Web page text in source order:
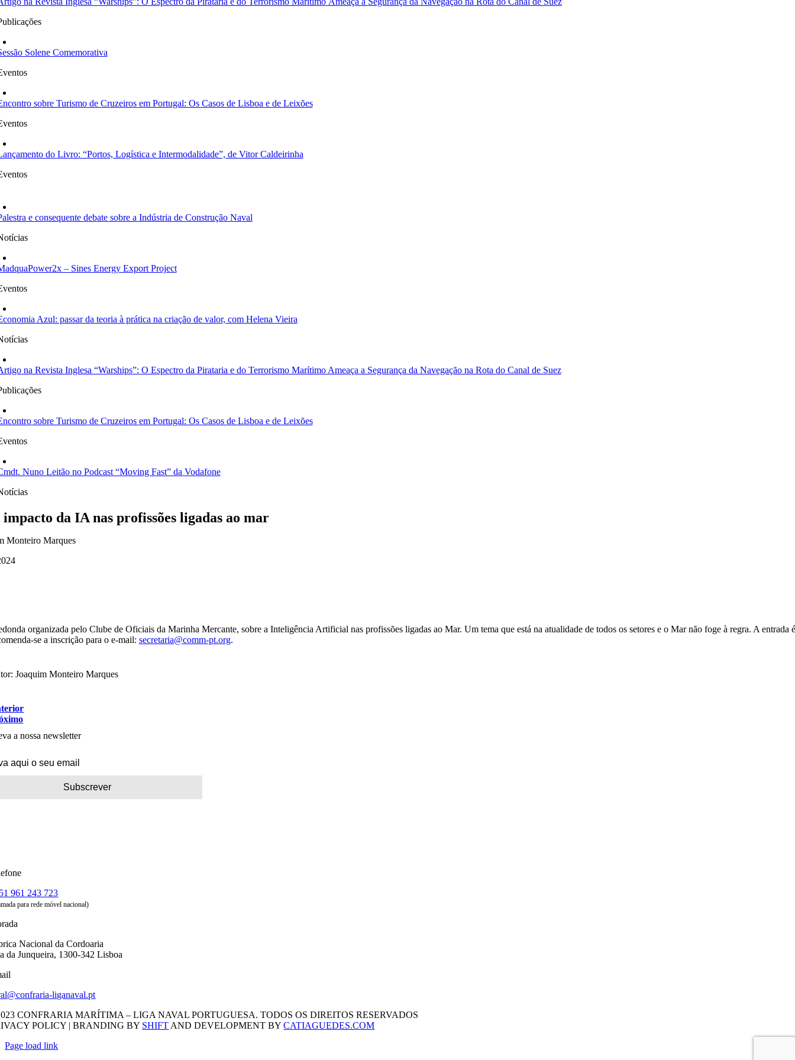
Solene Comemorativa
sobre Turismo de Cruzeiros em Portugal: Os Casos de Lisboa e de Leixões
do Livro: “Portos, Logística e Intermodalidade”, de Vitor Caldeirinha
e consequente debate sobre a Indústria de Construção Naval
– Sines Energy Export Project
Azul: passar da teoria à prática na criação de valor, com Helena Vieira
na Revista Inglesa “Warships”: O Espectro da Pirataria e do Terrorismo Marítimo Ameaça a Segurança da Navegação na Rota do Canal de Suez
sobre Turismo de Cruzeiros em Portugal: Os Casos de Lisboa e de Leixões
Nuno Leitão no Podcast “Moving Fast” da Vodafone
impacto da IA nas profissões ligadas ao mar
Monteiro Marques
organizada pelo Clube de Oficiais da Marinha Mercante, sobre a Inteligência Artificial nas profissões ligadas ao Mar. Um tema que está na atualidade de todos os setores e o Mar não foge à regra. A entrada
se a inscrição para o e-mail: secretaria@comm-pt.org.
Joaquim Monteiro Marques
a nossa newsletter
961 243 723
para rede móvel nacional)
Nacional da Cordoaria
da Junqueira, 1300-342 Lisboa
liganaval.pt
CONFRARIA MARÍTIMA – LIGA NAVAL PORTUGUESA. TODOS OS DIREITOS RESERVADOS
POLICY | BRANDING BY SHIFT AND DEVELOPMENT BYCATIAGUEDES.COM
Page load link